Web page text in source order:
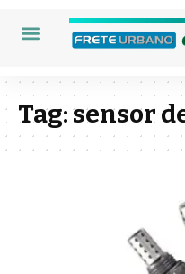
Tag:sensor